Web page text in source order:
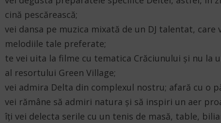
cină pescărească;
vei dansa pe muzica mixată de un DJ talentat, care
melodiile tale preferate;
te vei uita la filme cu tematica Crăciunului și nu la
al resortului Green Village;
vei admira Delta din complexul nostru; afară cu o
vei rămâne să admiri natura și să inspiri un aer
îți vei delecta serile cu un tenis de masă, table,